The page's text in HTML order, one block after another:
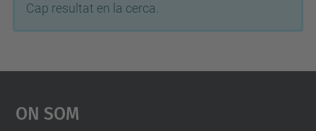
Cap resultat en la cerca.
On Som